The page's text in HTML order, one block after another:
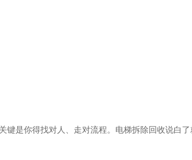
是你得找对人、走对流程。电梯拆除回收说白